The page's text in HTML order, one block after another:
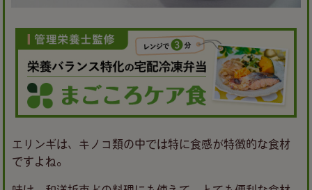
エリンギは、キノコ類の中では特に食感が特徴的な食材
ですよね。